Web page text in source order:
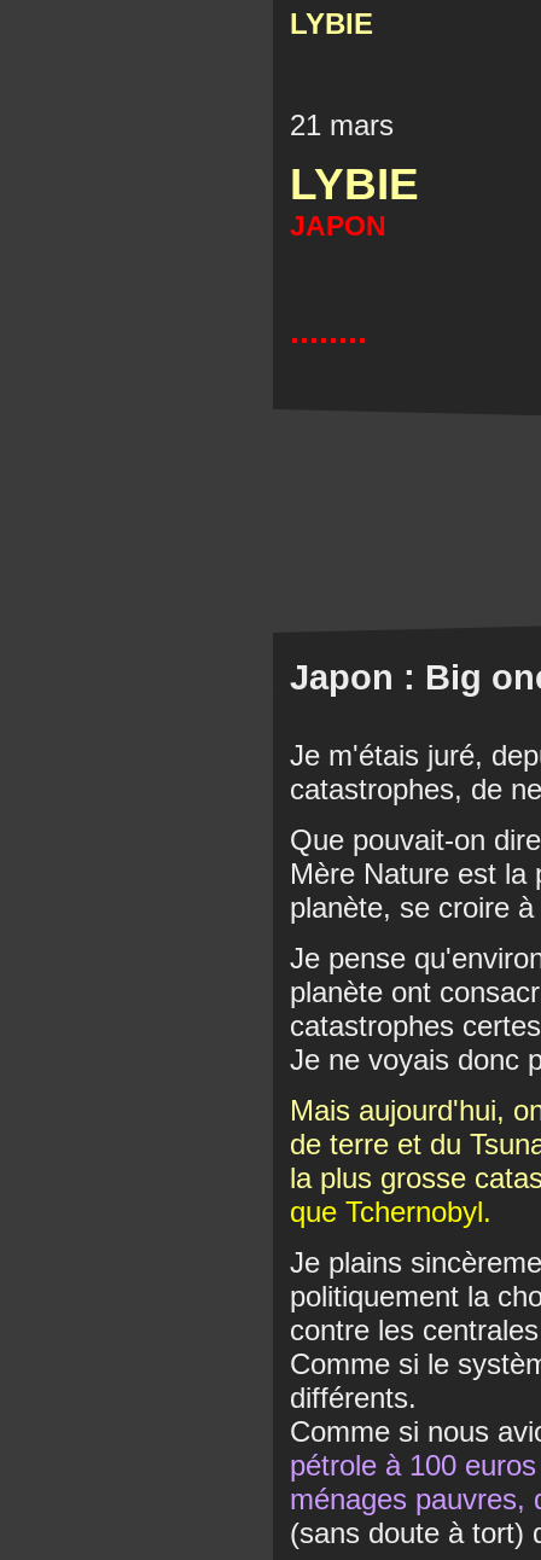
LYBIE
21 mars
LYBIE
JAPON
........
Japon : Big
Je m'étais juré,
catastrophes, de
Que pouvait-on
Mère Nature est la
planète, se croire
Je pense
planète ont
catastrophes
Je ne voyais donc
Mais aujourd'hui,
de terre et du
la plus grosse
que Tchernobyl.
Je plains
politiquement la
contre les
Comme si le
différents.
Comme si nous
pétrole à 100
ménages pauvres,
(sans doute à tort)